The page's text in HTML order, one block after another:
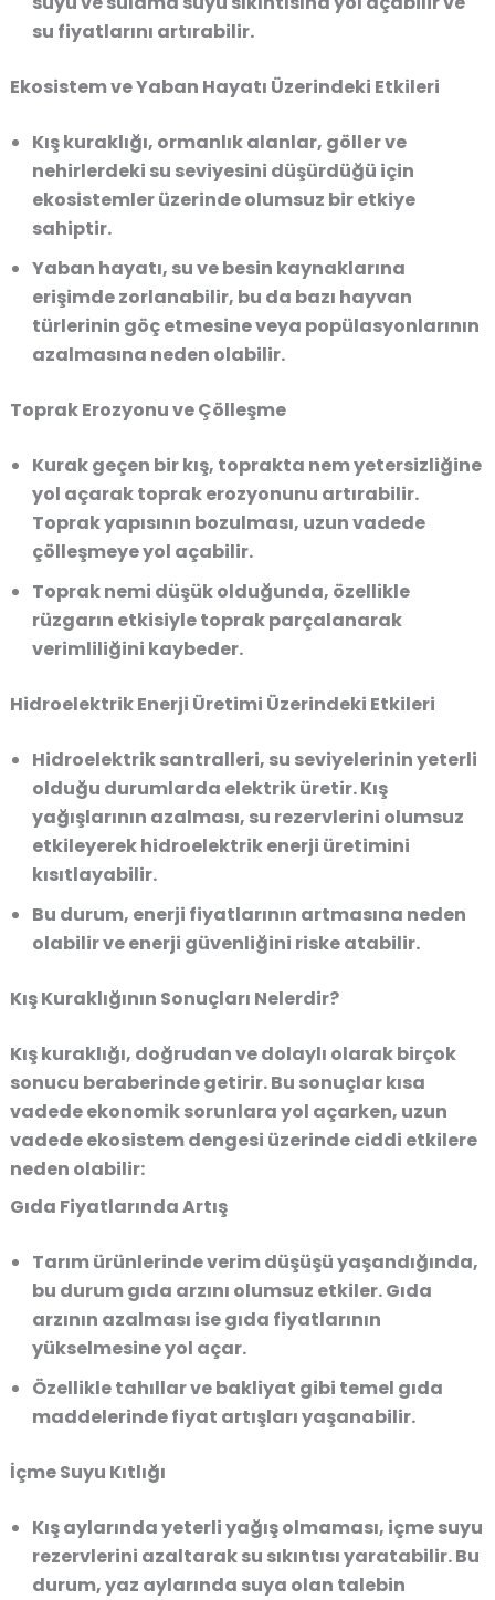
su fiyatlarını artırabilir.
Ekosistem ve Yaban Hayatı Üzerindeki Etkileri
Kış kuraklığı, ormanlık alanlar, göller ve
nehirlerdeki su seviyesini düşürdüğü için
ekosistemler üzerinde olumsuz bir etkiye
sahiptir.
Yaban hayatı, su ve besin kaynaklarına
erişimde zorlanabilir, bu da bazı hayvan
türlerinin göç etmesine veya popülasyonlarının
azalmasına neden olabilir.
Toprak Erozyonu ve Çölleşme
Kurak geçen bir kış, toprakta nem yetersizliğine
yol açarak toprak erozyonunu artırabilir.
Toprak yapısının bozulması, uzun vadede
çölleşmeye yol açabilir.
Toprak nemi düşük olduğunda, özellikle
rüzgarın etkisiyle toprak parçalanarak
verimliliğini kaybeder.
Hidroelektrik Enerji Üretimi Üzerindeki Etkileri
Hidroelektrik santralleri, su seviyelerinin yeterli
olduğu durumlarda elektrik üretir. Kış
yağışlarının azalması, su rezervlerini olumsuz
etkileyerek hidroelektrik enerji üretimini
kısıtlayabilir.
Bu durum, enerji fiyatlarının artmasına neden
olabilir ve enerji güvenliğini riske atabilir.
Kış Kuraklığının Sonuçları Nelerdir?
Kış kuraklığı, doğrudan ve dolaylı olarak birçok
sonucu beraberinde getirir. Bu sonuçlar kısa
vadede ekonomik sorunlara yol açarken, uzun
vadede ekosistem dengesi üzerinde ciddi etkilere
neden olabilir:
Gıda Fiyatlarında Artış
Tarım ürünlerinde verim düşüşü yaşandığında,
bu durum gıda arzını olumsuz etkiler. Gıda
arzının azalması ise gıda fiyatlarının
yükselmesine yol açar.
Özellikle tahıllar ve bakliyat gibi temel gıda
maddelerinde fiyat artışları yaşanabilir.
İçme Suyu Kıtlığı
Kış aylarında yeterli yağış olmaması, içme suyu
rezervlerini azaltarak su sıkıntısı yaratabilir. Bu
durum, yaz aylarında suya olan talebin